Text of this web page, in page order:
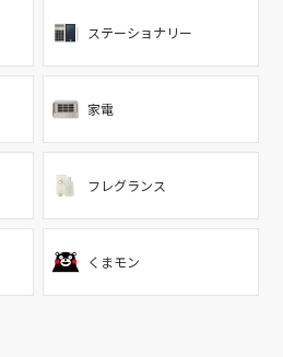
ステーショナリー
家電
フレグランス
くまモン